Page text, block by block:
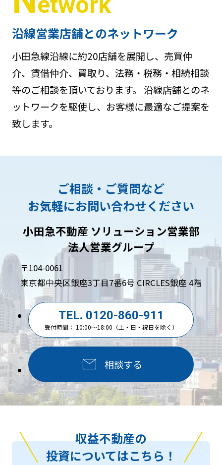
沿線営業店舗とのネットワーク
小田急線沿線に約20店舗を展開し、売買仲
介、賃借仲介、買取り、法務・税務・相続相談
等のご相談を頂いております。 沿線店舗とのネ
ットワークを駆使し、お客様に最適なご提案を
致します。
ご相談・ご質問など
お気軽にお問い合わせください
小田急不動産 ソリューション営業部
法人営業グループ
〒104-0061
東京都中央区銀座3丁目7番6号 CIRCLES銀座 4階
TEL. 0120-860-911
受付時間： 10:00～18:00（土・日・祝日を除く）
相談する
収益不動産の
投資についてはこちら！